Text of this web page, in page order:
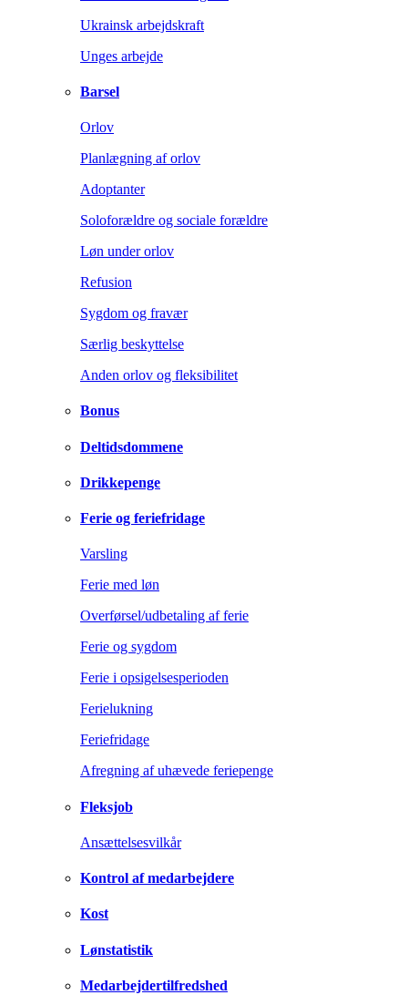
Ukrainsk arbejdskraft
Unges arbejde
Barsel
Orlov
Planlægning af orlov
Adoptanter
Soloforældre og sociale forældre
Løn under orlov
Refusion
Sygdom og fravær
Særlig beskyttelse
Anden orlov og fleksibilitet
Bonus
Deltidsdommene
Drikkepenge
Ferie og feriefridage
Varsling
Ferie med løn
Overførsel/udbetaling af ferie
Ferie og sygdom
Ferie i opsigelsesperioden
Ferielukning
Feriefridage
Afregning af uhævede feriepenge
Fleksjob
Ansættelsesvilkår
Kontrol af medarbejdere
Kost
Lønstatistik
Medarbejdertilfredshed